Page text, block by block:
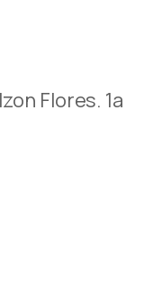
Flores. 1a